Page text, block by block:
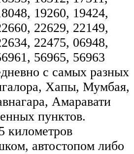
19260, 19424,
22629, 22149,
22475, 06948,
56965, 56963
с самых разных
Хапы, Мумбая,
Амаравати
пунктов.
километров
автостопом либо